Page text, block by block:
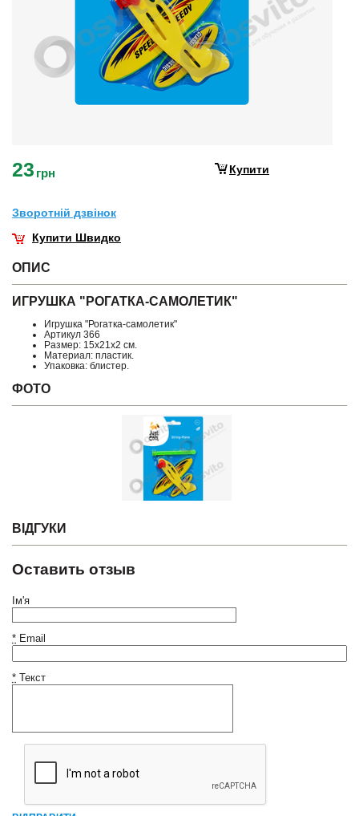
23 грн Купити
Зворотнiй дзвiнок
Купити Швидко
ОПИС
ИГРУШКА "РОГАТКА-САМОЛЕТИК"
Игрушка "Рогатка-самолетик"
Артикул 366
Размер: 15х21х2 см.
Материал: пластик.
Упаковка: блистер.
ФОТО
ВІДГУКИ
Оставить отзыв
Ім'я
* Email
* Текст